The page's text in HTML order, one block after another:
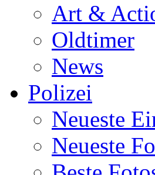
Art &
Oldtimer
News
Polizei
Neueste
Neueste